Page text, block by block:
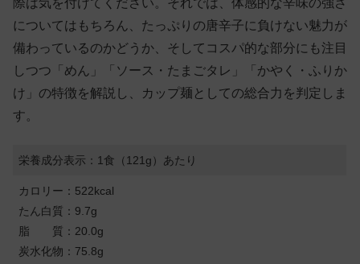
についてはもちろん、たっぷりの唐辛子に負けない魅力が
備わっているのかどうか、そしてコスパ的な部分にも注目
しつつ「めん」「ソース・たまごタレ」「かやく・ふりか
け」の特徴を解説し、カップ麺としての総合力を判定しま
す。
栄養成分表示：1食（121g）あたり
カロリー：522kcal
たん白質：9.7g
脂 質：20.0g
炭水化物：75.8g